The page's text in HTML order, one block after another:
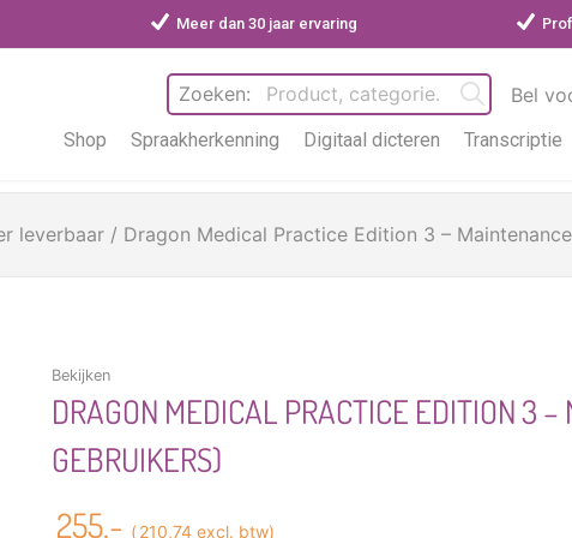
Meer dan 30 jaar ervaring
Bel
Zoeken:
Shop Spraakherkenning Digitaal dicteren Transcriptie
leverbaar/ Dragon Medical Practice Edition 3 –
Bekijken
DRAGON MEDICAL PRACTICE EDITION 3
GEBRUIKERS)
255,- (210,74excl. btw)